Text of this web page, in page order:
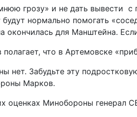
грозу» и не дать вывести
нормально помогать
окончилась для Манштейна.
что в Артемовске
нет. Забудьте эту
Марков.
оценках Минобороны генерал